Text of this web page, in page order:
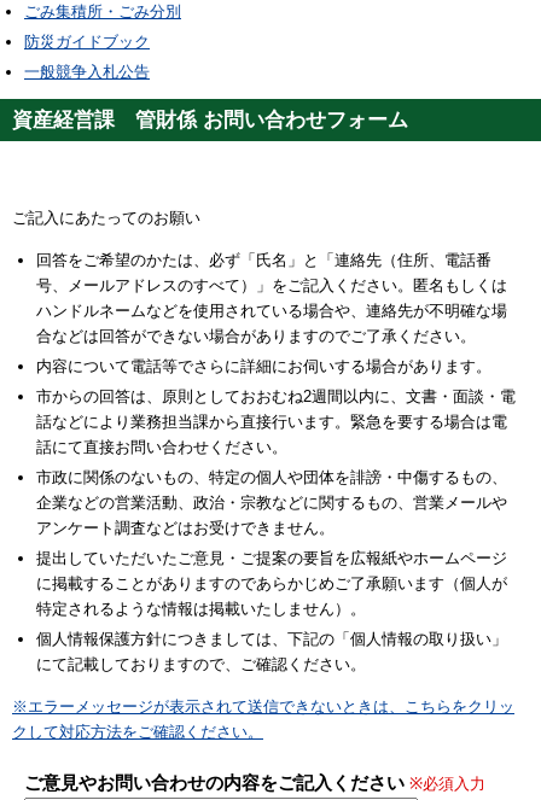
ごみ集積所・ごみ分別
防災ガイドブック
一般競争入札公告
資産経営課 管財係 お問い合わせフォーム
ご記入にあたってのお願い
回答をご希望のかたは、必ず「氏名」と「連絡先（住所、電話番
号、メールアドレスのすべて）」をご記入ください。匿名もしくは
ハンドルネームなどを使用されている場合や、連絡先が不明確な場
合などは回答ができない場合がありますのでご了承ください。
内容について電話等でさらに詳細にお伺いする場合があります。
市からの回答は、原則としておおむね2週間以内に、文書・面談・電
話などにより業務担当課から直接行います。緊急を要する場合は電
話にて直接お問い合わせください。
市政に関係のないもの、特定の個人や団体を誹謗・中傷するもの、
企業などの営業活動、政治・宗教などに関するもの、営業メールや
アンケート調査などはお受けできません。
提出していただいたご意見・ご提案の要旨を広報紙やホームページ
に掲載することがありますのであらかじめご了承願います（個人が
特定されるような情報は掲載いたしません）。
個人情報保護方針につきましては、下記の「個人情報の取り扱い」
にて記載しておりますので、ご確認ください。
※エラーメッセージが表示されて送信できないときは、こちらをクリッ
クして対応方法をご確認ください。
ご意見やお問い合わせの内容をご記入ください ※必須入力